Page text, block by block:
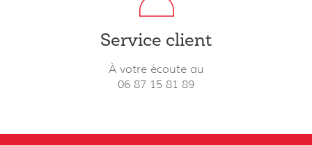
Service client
À votre écoute au
06 87 15 81 89